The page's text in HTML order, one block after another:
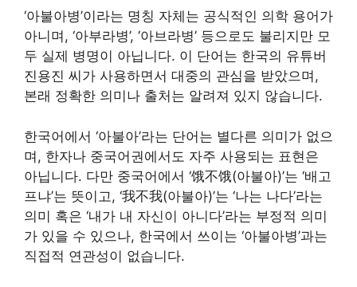
‘아불아병’이라는 명칭 자체는 공식적인 의학 용어가
아니며, ‘아부라병’, ‘아브라병’ 등으로도 불리지만 모
두 실제 병명이 아닙니다. 이 단어는 한국의 유튜버
진용진 씨가 사용하면서 대중의 관심을 받았으며,
본래 정확한 의미나 출처는 알려져 있지 않습니다.
한국어에서 ‘아불아’라는 단어는 별다른 의미가 없으
며, 한자나 중국어권에서도 자주 사용되는 표현은
아닙니다. 다만 중국어에서 ‘饿不饿(아불아)’는 ‘배고
프냐’는 뜻이고, ‘我不我(아불아)’는 ‘나는 나다’라는
의미 혹은 ‘내가 내 자신이 아니다’라는 부정적 의미
가 있을 수 있으나, 한국에서 쓰이는 ‘아불아병’과는
직접적 연관성이 없습니다.